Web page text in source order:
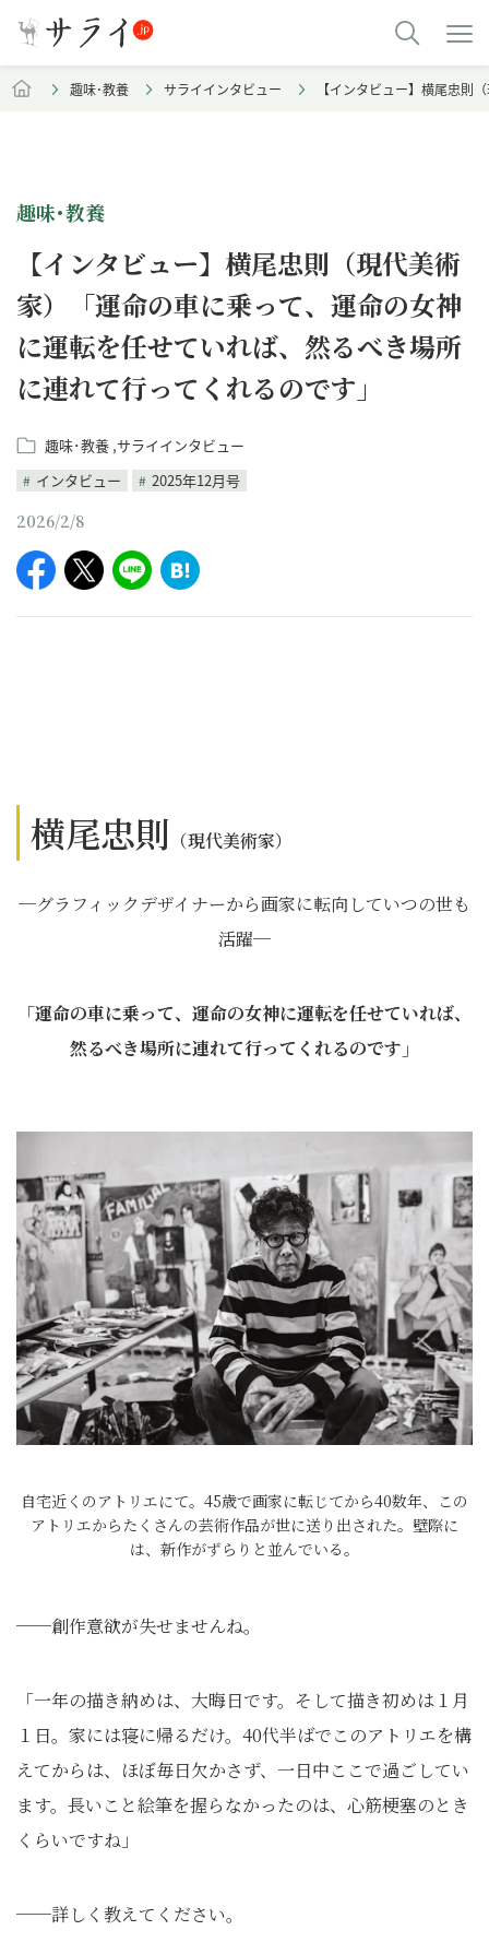
趣味･教養 サライインタビュー 【インタビュー】横尾忠則
趣味･教養
【インタビュー】横尾忠則（現代美術
家）「運命の車に乗って、運命の女神
に運転を任せていれば、然るべき場所
に連れて行ってくれるのです」
趣味･教養 サライインタビュー
インタビュー
2025年12月号
2026/2/8
横尾忠則 （現代美術家）
─グラフィックデザイナーから画家に転向していつの世も
活躍─
「運命の車に乗って、運命の女神に運転を任せていれば、
然るべき場所に連れて行ってくれるのです」
自宅近くのアトリエにて。45歳で画家に転じてから40数年、この
アトリエからたくさんの芸術作品が世に送り出された。壁際に
は、新作がずらりと並んでいる。
──創作意欲が失せませんね。
「一年の描き納めは、大晦日です。そして描き初めは１月
１日。家には寝に帰るだけ。40代半ばでこのアトリエを構
えてからは、ほぼ毎日欠かさず、一日中ここで過ごしてい
ます。長いこと絵筆を握らなかったのは、心筋梗塞のとき
くらいですね」
──詳しく教えてください。